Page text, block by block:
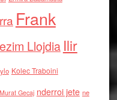
Frank
Llojdia Ilir
Kolec Traboini
Murat Gecaj nderroi jete ne